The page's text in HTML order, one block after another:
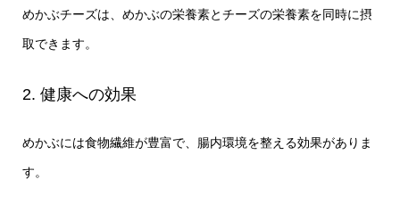
めかぶチーズは、めかぶの栄養素とチーズの栄養素を同時に摂
取できます。
2. 健康への効果
めかぶには食物繊維が豊富で、腸内環境を整える効果がありま
す。